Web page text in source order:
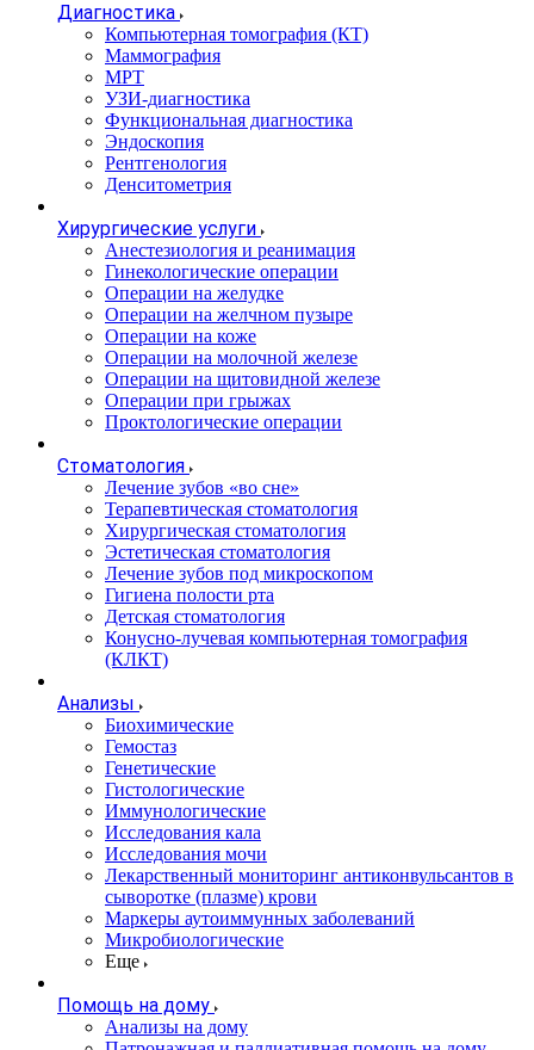
Диагностика
Компьютерная томография (КТ)
Маммография
МРТ
УЗИ-диагностика
Функциональная диагностика
Эндоскопия
Рентгенология
Денситометрия
Хирургические услуги
Анестезиология и реанимация
Гинекологические операции
Операции на желудке
Операции на желчном пузыре
Операции на коже
Операции на молочной железе
Операции на щитовидной железе
Операции при грыжах
Проктологические операции
Стоматология
Лечение зубов «во сне»
Терапевтическая стоматология
Хирургическая стоматология
Эстетическая стоматология
Лечение зубов под микроскопом
Гигиена полости рта
Детская стоматология
Конусно-лучевая компьютерная томография
(КЛКТ)
Анализы
Биохимические
Гемостаз
Генетические
Гистологические
Иммунологические
Исследования кала
Исследования мочи
Лекарственный мониторинг антиконвульсантов в
сыворотке (плазме) крови
Маркеры аутоиммунных заболеваний
Микробиологические
Еще
Помощь на дому
Анализы на дому